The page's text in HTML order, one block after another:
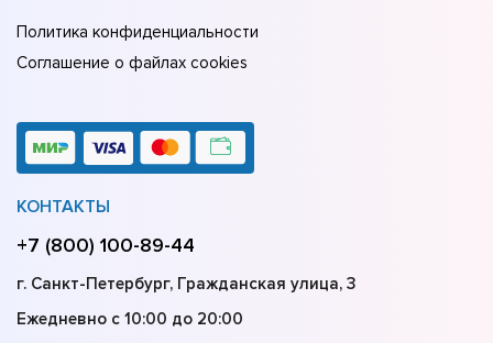
Политика конфиденциальности
Соглашение о файлах cookies
КОНТАКТЫ
+7 (800) 100-89-44
г. Санкт-Петербург, Гражданская улица, 3
Ежедневно с 10:00 до 20:00